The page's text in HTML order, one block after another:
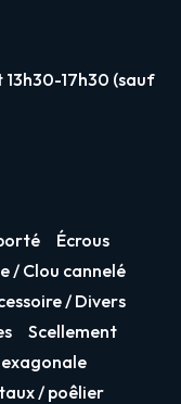
17h30 (sauf
Écrous
/ Clou cannelé
/ Divers
Scellement
/ poêlier